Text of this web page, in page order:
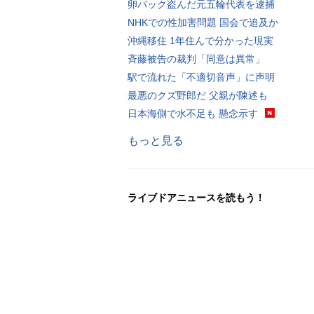
卵パック盗んだ元五輪代表を逮捕
NHKでの性加害問題 国会で追及か
沖縄移住 1年住んで分かった現実
斉藤被告の裁判「同意は異常」
駅で流れた「不適切音声」に声明
最悪のクズ野郎だ 父親が陳述も
日本海側で水不足も 懸念示す
もっと見る
ライブドアニュースを読もう！